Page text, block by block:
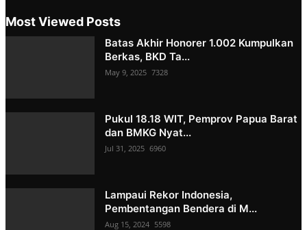
Most Viewed Posts
Batas Akhir Honorer 1.002 Kumpulkan
Berkas, BKD Ta...
May 9, 2025 7328
Pukul 18.18 WIT, Pemprov Papua Barat
dan BMKG Nyat...
Jul 31, 2025 6960
Lampaui Rekor Indonesia,
Pembentangan Bendera di M...
Aug 15, 2024 5598